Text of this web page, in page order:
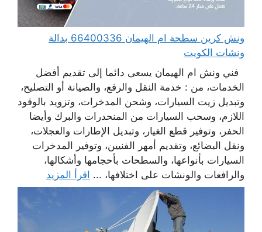
ونش كرين سطحة ام الهيمان 66400336 بدالة
ونشات الكويت
فني ونش ام الهيمان يسعى دائما إلى تقديم أفضل
الخدمات، من : خدمة النقل والرفع، والصيانة أو التصليح،
وتبديل زيت السيارات، وشحن المدخرات، وتزويد بالوقود
اللازم، وسحب السيارات من المنحدرات والبرك وأيضا
الحفر، وتوفير قطع الغيار، وتبديل الإطارات والعجلات،
ونقل البضائع، وتقديم أمهر الفنيين، وتوفير المدخرات
السيارات بأنواعها، والسطحات بأحجامها وأشكالها،
والرافعات والونشات على اختلافها، ... اقرأ المزيد